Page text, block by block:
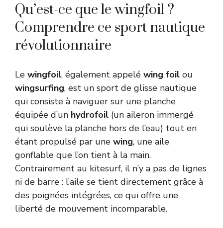
Qu’est-ce que le wingfoil ?
Comprendre ce sport nautique
révolutionnaire
Le wingfoil, également appelé wing foil ou
wingsurfing, est un sport de glisse nautique
qui consiste à naviguer sur une planche
équipée d’un hydrofoil (un aileron immergé
qui soulève la planche hors de l’eau) tout en
étant propulsé par une wing, une aile
gonflable que l’on tient à la main.
Contrairement au kitesurf, il n’y a pas de lignes
ni de barre : l’aile se tient directement grâce à
des poignées intégrées, ce qui offre une
liberté de mouvement incomparable.